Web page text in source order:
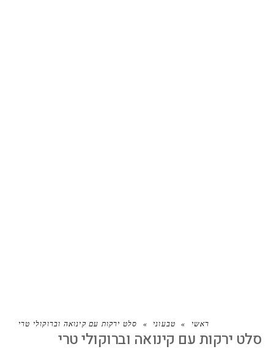
ראשי » טבעוני » סלט ירקות עם קינואה וברוקולי טרי
סלט ירקות עם קינואה וברוקולי טרי